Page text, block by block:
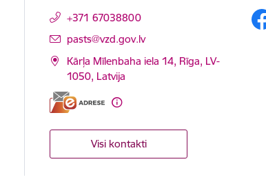
+371 67038800
E-pasts:
pasts@vzd.gov.lv
Kārļa Mīlenbaha iela 14, Rīga, LV-
1050, Latvija
Visi kontakti